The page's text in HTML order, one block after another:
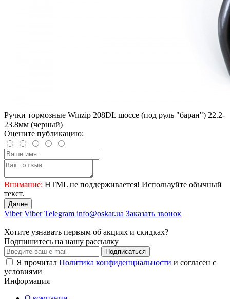
Ручки тормозные Winzip 208DL шоссе (под руль "баран") 22.2-
23.8мм (черный)
Оцените публикацию:
Внимание: HTML не поддерживается! Используйте обычный
текст.
Далее
Viber Viber Telegram info@oskar.ua Заказать звонок
Хотите узнавать первым об акциях и скидках?
Подпишитесь на нашу рассылку
Подписаться
Я прочитал Политика конфиденциальности и согласен с
условиями
Информация